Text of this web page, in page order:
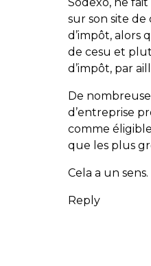
sur son site
d’impôt, alors
de cesu et
d’impôt, par
De
d’entreprise
comme
que les plus
Cela a un sens.
Reply